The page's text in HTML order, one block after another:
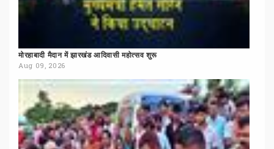
मोरहाबादी मैदान में झारखंड आदिवासी महोत्सव शुरू
Aug 09, 2026